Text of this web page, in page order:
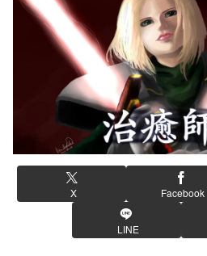
X Facebook
LINE